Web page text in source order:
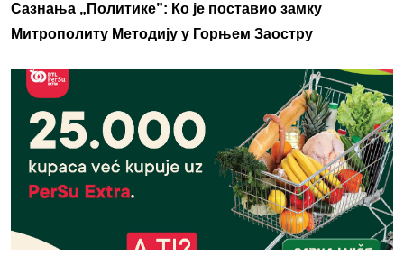
Сазнања „Политике”: Ко је поставио замку
Митрополиту Методију у Горњем Заостру